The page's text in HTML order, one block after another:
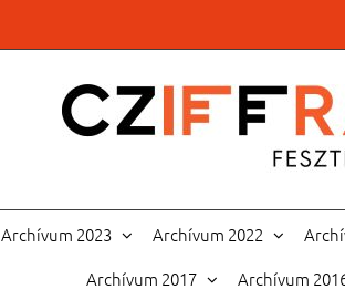
Archívum 2023 Archívum 2022
Archívum 2017
Archívum